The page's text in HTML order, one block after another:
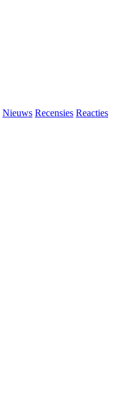
Nieuws Recensies Reacties